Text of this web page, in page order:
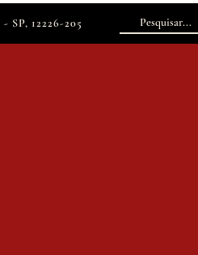
SP, 12226-205